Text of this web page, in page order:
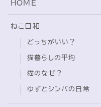
ねこ日和
どっちがいい？
猫暮らしの平均
猫のなぜ？
ゆずとシンバの日常
ねこの部屋